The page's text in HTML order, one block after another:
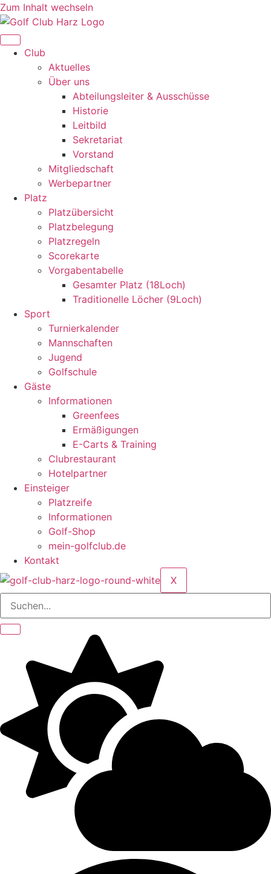
Zum Inhalt wechseln
Club
Aktuelles
Über uns
Abteilungsleiter & Ausschüsse
Historie
Leitbild
Sekretariat
Vorstand
Mitgliedschaft
Werbepartner
Platz
Platzübersicht
Platzbelegung
Platzregeln
Scorekarte
Vorgabentabelle
Gesamter Platz (18Loch)
Traditionelle Löcher (9Loch)
Sport
Turnierkalender
Mannschaften
Jugend
Golfschule
Gäste
Informationen
Greenfees
Ermäßigungen
E-Carts & Training
Clubrestaurant
Hotelpartner
Einsteiger
Platzreife
Informationen
Golf-Shop
mein-golfclub.de
Kontakt
X